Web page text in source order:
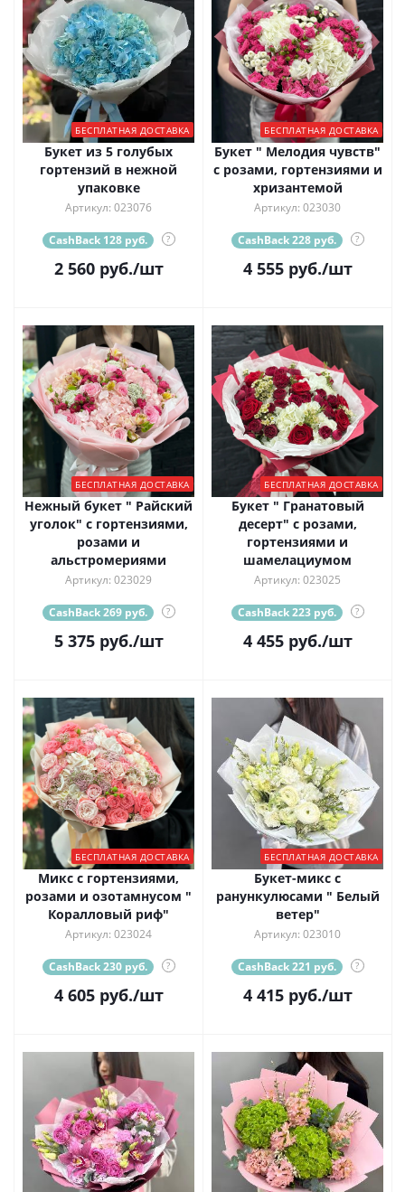
БЕСПЛАТНАЯ ДОСТАВКА
Букет из 5 голубых
гортензий в нежной
упаковке
Артикул: 023076
CashBack 128 руб. ?
2 560руб./шт
БЕСПЛАТНАЯ ДОСТАВКА
Букет " Мелодия чувств"
с розами, гортензиями и
хризантемой
Артикул: 023030
CashBack 228 руб. ?
4 555руб./шт
БЕСПЛАТНАЯ ДОСТАВКА
Нежный букет " Райский
уголок" с гортензиями,
розами и
альстромериями
Артикул: 023029
CashBack 269 руб. ?
5 375руб./шт
БЕСПЛАТНАЯ ДОСТАВКА
Букет " Гранатовый
десерт" с розами,
гортензиями и
шамелациумом
Артикул: 023025
CashBack 223 руб. ?
4 455руб./шт
БЕСПЛАТНАЯ ДОСТАВКА
Микс с гортензиями,
розами и озотамнусом "
Коралловый риф"
Артикул: 023024
CashBack 230 руб. ?
4 605руб./шт
БЕСПЛАТНАЯ ДОСТАВКА
Букет-микс с
ранункулюсами " Белый
ветер"
Артикул: 023010
CashBack 221 руб. ?
4 415руб./шт